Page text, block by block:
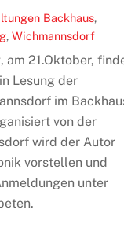
Backhaus,
,Wichmannsdorf
am 21.Oktober,
Lesung der
im
von der
wird der Autor
vorstellen und
unter